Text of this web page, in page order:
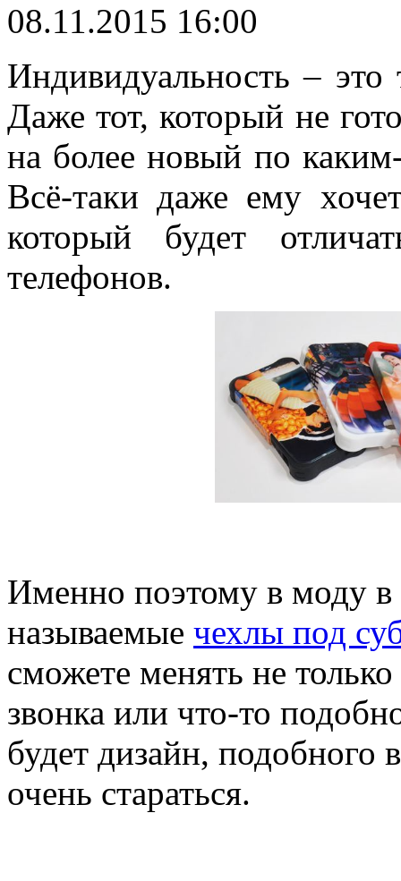
08.11.2015 16:00
Индивидуальность –
Даже тот, который не
на более новый по
Всё-таки даже ему
который будет
телефонов.
Именно поэтому в моду в
называемые чехлы под
сможете менять не
звонка или что-то
будет дизайн, подобного
очень стараться.